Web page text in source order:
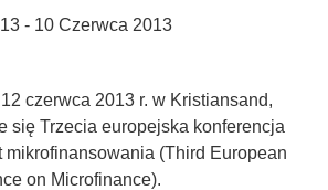
- 10 Czerwca 2013
czerwca 2013 r. w Kristiansand,
się Trzecia europejska konferencja
mikrofinansowania (Third European
on Microfinance).